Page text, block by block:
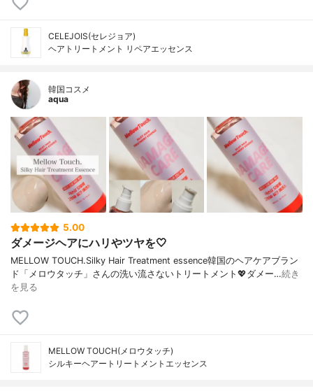
CELEJOIS(セレジョア)
ヘアトリートメント リペアエッセンス
韓国コスメ
aqua
5.00
ダメージヘアにハリやツヤを🤍
MELLOW TOUCH.Silky Hair Treatment essence韓国のヘアケアブラン
ド「メロウタッチ」さんの洗い流さないトリートメント💖ダメー…続き
を見る
MELLOW TOUCH(メロウタッチ)
シルキーヘアートリートメントエッセンス